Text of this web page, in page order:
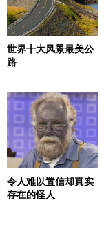
世界十大风景最美公
路
令人难以置信却真实
存在的怪人